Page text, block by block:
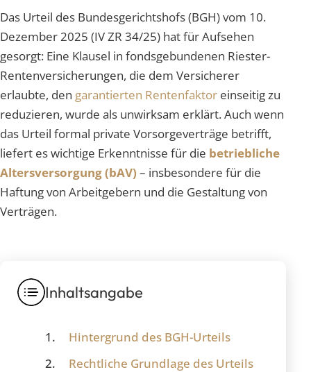
Das Urteil des Bundesgerichtshofs (BGH) vom 10.
Dezember 2025 (IV ZR 34/25) hat für Aufsehen
gesorgt: Eine Klausel in fondsgebundenen Riester-
Rentenversicherungen, die dem Versicherer
erlaubte, den garantierten Rentenfaktor einseitig zu
reduzieren, wurde als unwirksam erklärt. Auch wenn
das Urteil formal private Vorsorgeverträge betrifft,
liefert es wichtige Erkenntnisse für die betriebliche
Altersversorgung (bAV) – insbesondere für die
Haftung von Arbeitgebern und die Gestaltung von
Verträgen.
Inhaltsangabe
Hintergrund des BGH-Urteils
Rechtliche Grundlage des Urteils